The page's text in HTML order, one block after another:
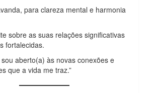
para clareza mental e harmonia
sobre as suas relações significativas
fortalecidas.
sou aberto(a) às novas conexões e
que a vida me traz.”